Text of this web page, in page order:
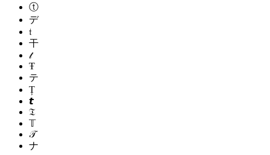
ⓣ
デ
𝔱
干
𝓉
Ŧ
テ
Ț
𝙩
𝔗
𝕋
𝒯
ナ